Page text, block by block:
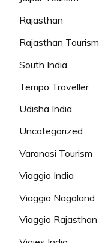
Rajasthan
Rajasthan Tourism
South India
Tempo Traveller
Udisha India
Uncategorized
Varanasi Tourism
Viaggio India
Viaggio Nagaland
Viaggio Rajasthan